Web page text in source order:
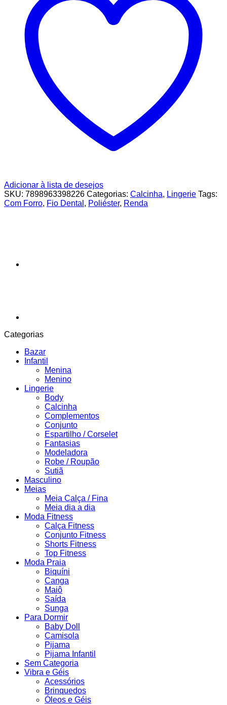
Adicionar à lista de desejos
SKU: 7898963398226 Categorias: Calcinha, Lingerie Tags:
Com Forro, Fio Dental , Poliéster, Renda
Categorias
Bazar
Infantil
Menina
Menino
Lingerie
Body
Calcinha
Complementos
Conjunto
Espartilho / Corselet
Fantasias
Modeladora
Robe / Roupão
Sutiã
Masculino
Meias
Meia Calça / Fina
Meia dia a dia
Moda Fitness
Calça Fitness
Conjunto Fitness
Shorts Fitness
Top Fitness
Moda Praia
Biquíni
Canga
Maiô
Saída
Sunga
Para Dormir
Baby Doll
Camisola
Pijama
Pijama Infantil
Sem Categoria
Vibra e Géis
Acessórios
Brinquedos
Óleos e Géis